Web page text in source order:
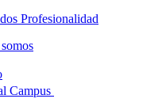
Profesionalidad
Campus